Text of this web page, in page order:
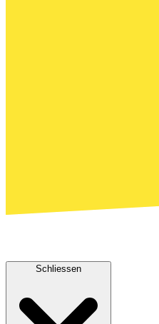
Schliessen